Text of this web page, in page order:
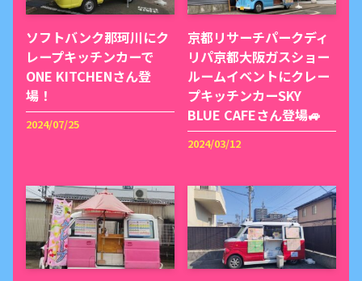
ソフトバンク那珂川にク
レープキッチンカーで
ONE KITCHENさん登
場！
2024/07/25
京都リサーチパークディ
リパ京都大阪ガスショー
ルームイベントにクレー
プキッチンカーSKY
BLUE CAFEさん登場🚙
2024/03/12